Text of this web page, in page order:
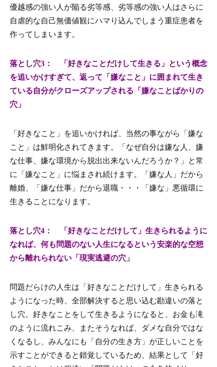
優越感の強い人が陥る劣等感、劣等感の強い人はさらに
自虐的な自己無価値観にハマり込んでしまう重症患者を
作ってしまいます。
落とし穴3： 「好きなことだけして生きる」という概念
を追いかけすぎて、返って「嫌なこと」に囲まれて生き
ている自分がクローズアップされる「嫌なことばかりの
穴」
「好きなこと」を追いかければ、当然の事ながら「嫌な
こと」は鮮明化されてきます。「なぜ自分は嫌な人、嫌
な仕事、嫌な環境から脱出出来ないんだろうか？」と常
に「嫌なこと」に悩まされ続けます。「嫌な人」だから
離婚、「嫌な仕事」だから退職・・・「嫌な」悪循環に
生きることになります。
落とし穴4： 「好きなことだけして」生きられるように
なれば、何も問題のない人生になるという安楽的な空想
から離れられない「現実逃避の穴」
問題だらけの人生は「好きなことだけして」生きられる
ようになった時、全部解決すると思い込む勘違いの落と
し穴。好きなことをして生きるようになると、お金も滝
のように流れこみ、またそうなれば、ダメな自分ではな
くなるし、みんなにも「自分の生き方」が正しいことを
示すことができると錯覚しているため、結果として「好